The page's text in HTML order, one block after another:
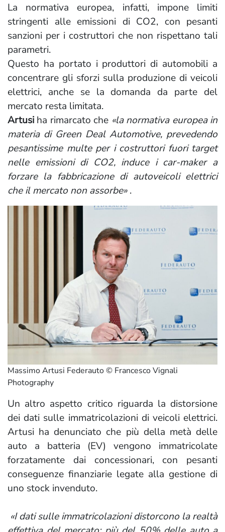
La normativa europea, infatti, impone limiti
stringenti alle emissioni di CO2, con pesanti
sanzioni per i costruttori che non rispettano tali
parametri.
Questo ha portato i produttori di automobili a
concentrare gli sforzi sulla produzione di veicoli
elettrici, anche se la domanda da parte del
mercato resta limitata.
Artusi ha rimarcato che «la normativa europea in
materia di Green Deal Automotive, prevedendo
pesantissime multe per i costruttori fuori target
nelle emissioni di CO2, induce i car-maker a
forzare la fabbricazione di autoveicoli elettrici
che il mercato non assorbe».
Massimo Artusi Federauto © Francesco Vignali
Photography
Un altro aspetto critico riguarda la distorsione
dei dati sulle immatricolazioni di veicoli elettrici.
Artusi ha denunciato che più della metà delle
auto a batteria (EV) vengono immatricolate
forzatamente dai concessionari, con pesanti
conseguenze finanziarie legate alla gestione di
uno stock invenduto.
«I dati sulle immatricolazioni distorcono la realtà